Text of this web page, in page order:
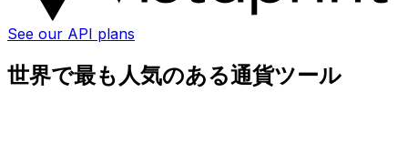
See our API plans
世界で最も人気のある通貨ツール